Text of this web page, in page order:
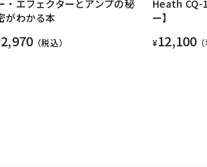
・エフェクターとアンプの秘
がわかる本
2,970 （税込）
Heath CQ-
ー】
¥12,100